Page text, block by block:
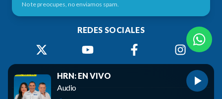
No te preocupes, no enviamos spam.
REDES SOCIALES
HRN: EN VIVO
Audio